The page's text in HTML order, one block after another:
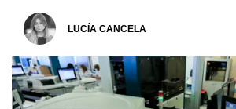
LUCÍA CANCELA